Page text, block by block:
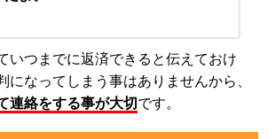
いつまでに返済できると伝えておけ
になってしまう事はありませんから、
連絡をする事が大切です。